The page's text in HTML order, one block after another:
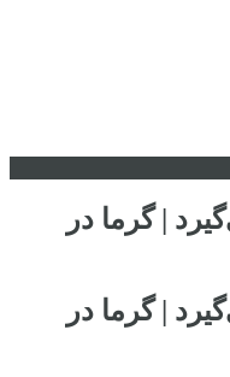
«مو به مو»، «گل یا پوچ2» و… جان می‌گیرد | گرما در
«مو به مو»، «گل یا پوچ2» و… جان می‌گیرد | گرما در